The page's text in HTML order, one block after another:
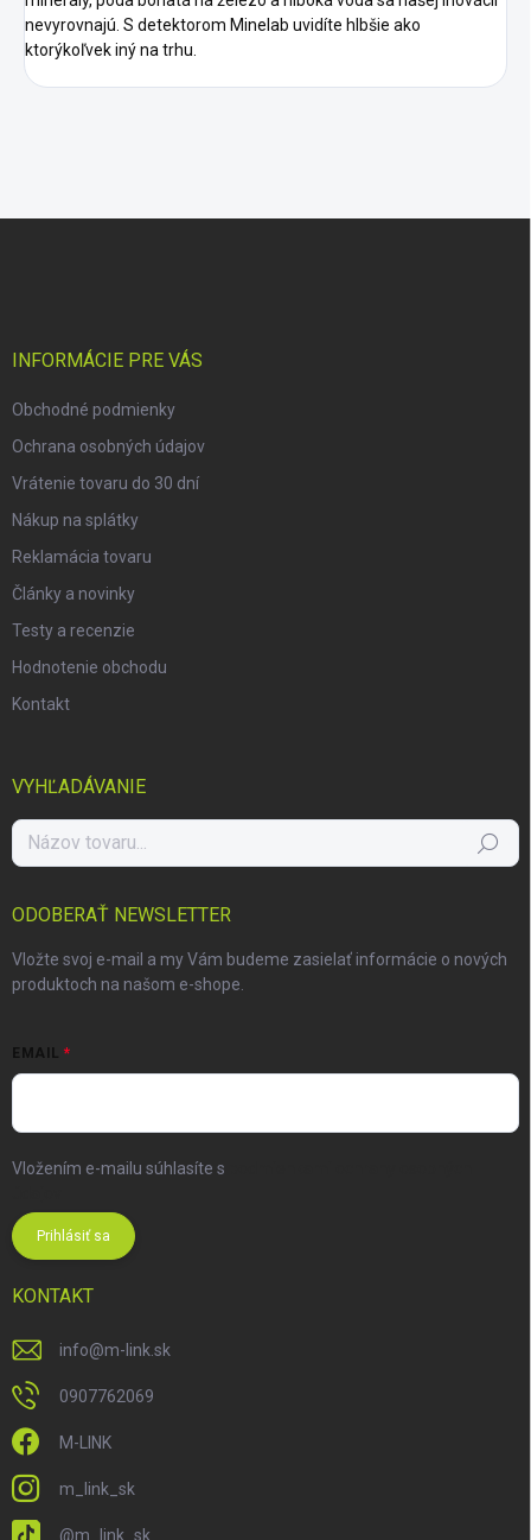
nevyrovnajú. S detektorom Minelab uvidíte hlbšie ako
ktorýkoľvek iný na trhu.
INFORMÁCIE PRE VÁS
Obchodné podmienky
Ochrana osobných údajov
Vrátenie tovaru do 30 dní
Nákup na splátky
Reklamácia tovaru
Články a novinky
Testy a recenzie
Hodnotenie obchodu
Kontakt
VYHĽADÁVANIE
Hľadať
ODOBERAŤ NEWSLETTER
Vložte svoj e-mail a my Vám budeme zasielať informácie o nových
produktoch na našom e-shope.
EMAIL
Vložením e-mailu súhlasíte s
Prihlásiť sa
KONTAKT
info@m-link.sk
0907762069
M-LINK
m_link_sk
@m_link_sk